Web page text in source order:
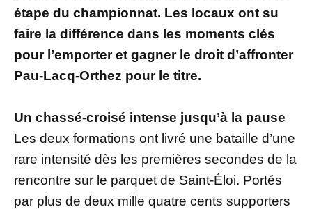
étape du championnat. Les locaux ont su
faire la différence dans les moments clés
pour l’emporter et gagner le droit d’affronter
Pau-Lacq-Orthez pour le titre.
Un chassé-croisé intense jusqu’à la pause
Les deux formations ont livré une bataille d’une
rare intensité dès les premières secondes de la
rencontre sur le parquet de Saint-Éloi. Portés
par plus de deux mille quatre cents supporters